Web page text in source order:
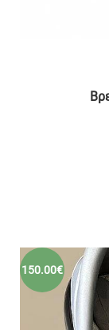
150.00€